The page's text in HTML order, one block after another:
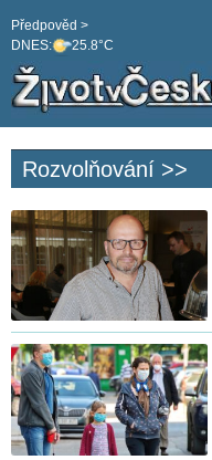
DNES: 25.8°C
Předpověd >
Rozvolňování >>